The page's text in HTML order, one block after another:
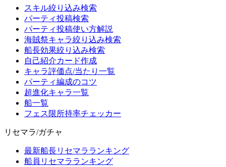
スキル絞り込み検索
パーティ投稿検索
パーティ投稿使い方解説
海賊祭キャラ絞り込み検索
船長効果絞り込み検索
自己紹介カード作成
キャラ評価点/当たり一覧
パーティ編成のコツ
超進化キャラ一覧
船一覧
フェス限所持率チェッカー
リセマラ/ガチャ
最新船長リセマラランキング
船員リセマラランキング